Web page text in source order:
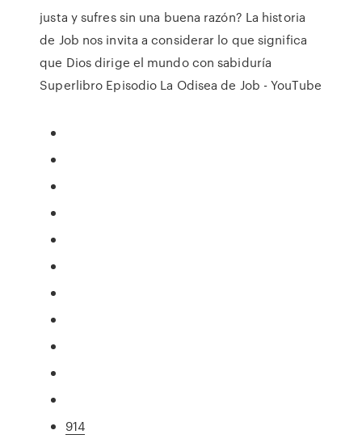
justa y sufres sin una buena razón? La historia
de Job nos invita a considerar lo que significa
que Dios dirige el mundo con sabiduría
Superlibro Episodio La Odisea de Job - YouTube
914